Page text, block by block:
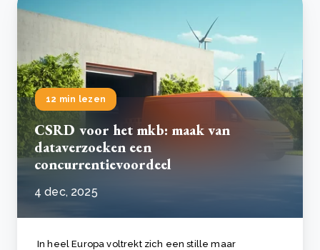
12 min lezen
CSRD voor het mkb: maak van
dataverzoeken een
concurrentievoordeel
4 dec, 2025
In heel Europa voltrekt zich een stille maar